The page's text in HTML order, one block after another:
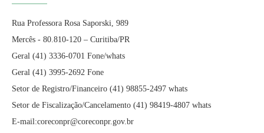
Rua Professora Rosa Saporski, 989
Mercês - 80.810-120 – Curitiba/PR
Geral (41) 3336-0701 Fone/whats
Geral (41) 3995-2692 Fone
Setor de Registro/Financeiro (41) 98855-2497 whats
Setor de Fiscalização/Cancelamento (41) 98419-4807 whats
E-mail:coreconpr@coreconpr.gov.br